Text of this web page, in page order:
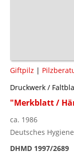
Giftpilz |
Druckwerk /
"Merkblatt /
ca. 1986
Deutsches
DHMD 1997/2689